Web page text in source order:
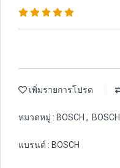
เพิ่มรายการโปรด
หมวดหมู่ : BOSCH , BOSCH
แบรนด์ : BOSCH